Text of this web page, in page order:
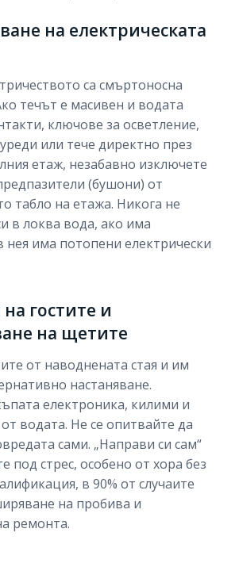
на електрическата
са смъртоносна
течът е масивен и водата
ключове за осветление,
или тече директно през
етаж, незабавно изключете
(бушони) от
табло на етажа. Никога не
в локва вода, ако има
нея има потопени електрически
гостите и
на щетите
от наводнената стая и им
настаняване.
електроника, килими и
сами. „Направи си сам“
под стрес, особено от хора без
в 90% от случаите
на пробива и
ремонта.